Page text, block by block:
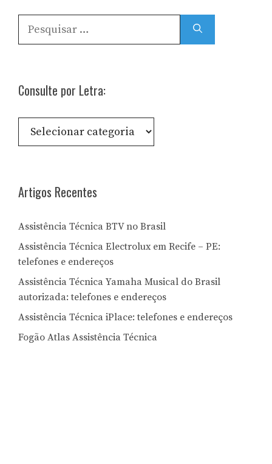
Pesquisar
por:
Consulte por Letra:
Consulte
Artigos Recentes
Assistência Técnica BTV no Brasil
Assistência Técnica Electrolux em Recife – PE:
telefones e endereços
Assistência Técnica Yamaha Musical do Brasil
autorizada: telefones e endereços
Assistência Técnica iPlace: telefones e endereços
Fogão Atlas Assistência Técnica